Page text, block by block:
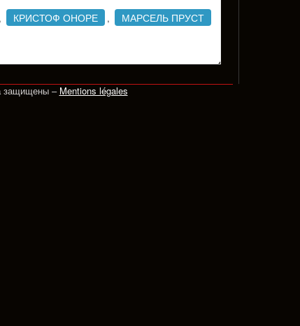
, КРИСТОФ ОНОРЕ , МАРСЕЛЬ ПРУСТ
защищены – Mentions légales